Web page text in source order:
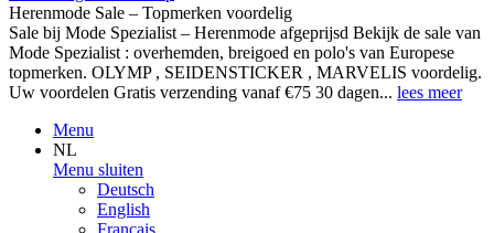
Herenmode Sale – Topmerken voordelig
Sale bij Mode Spezialist – Herenmode afgeprijsd Bekijk de sale van
Mode Spezialist : overhemden, breigoed en polo's van Europese
topmerken. OLYMP , SEIDENSTICKER , MARVELIS voordelig.
Uw voordelen Gratis verzending vanaf €75 30 dagen... lees meer
Menu
NL
Menu sluiten
Deutsch
English
Français